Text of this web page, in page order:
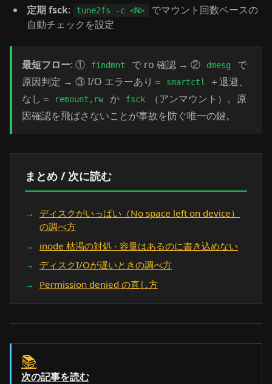
定期 fsck: tune2fs -c <N>
でマウント回数ベースの
自動チェックを設定
最短フロー: ① findmnt で ro 確認 → ② dmesg
で
原因判定 → ③ I/O エラーあり＝
smartctl
＋退避、
なし＝
remount,rw か fsck
（アンマウント）。原
因確認を飛ばさないことが事故を防ぐ唯一の鍵。
まとめ / 次に読む
ディスクがいっぱい（No space left on device）
の調べ方
inode 枯渇の対処 - 容量はあるのに書き込めない
ディスクI/Oが遅いときの調べ方
Permission denied の直し方
📚
次の記事を読む